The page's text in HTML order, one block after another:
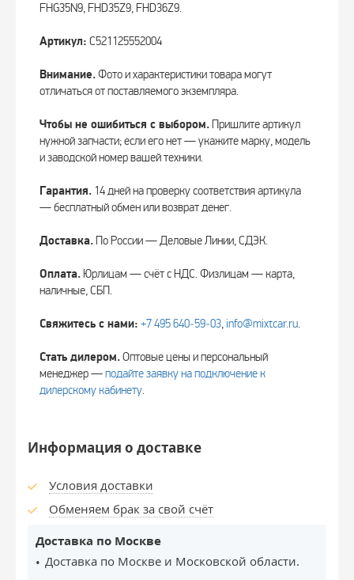
FHG35N9, FHD35Z9, FHD36Z9.
Артикул: C521125552004
Внимание.Фото и характеристики товара могут
отличаться от поставляемого экземпляра.
Чтобы не ошибиться с выбором.Пришлите артикул
нужной запчасти; если его нет — укажите марку, модель
и заводской номер вашей техники.
Гарантия. 14 дней на проверку соответствия артикула
— бесплатный обмен или возврат денег.
Доставка.По России — Деловые Линии, СДЭК.
Оплата. Юрлицам — счёт с НДС. Физлицам — карта,
наличные, СБП.
Свяжитесь с нами: +7 495 640‑59‑03, info@mixtcar.ru.
Стать дилером.Оптовые цены и персональный
менеджер —подайте заявку на подключение к
дилерскому кабинету.
Информация о доставке
Условия доставки
Обменяем брак за свой счёт
Доставка по Москве
Доставка по Москве и Московской области.